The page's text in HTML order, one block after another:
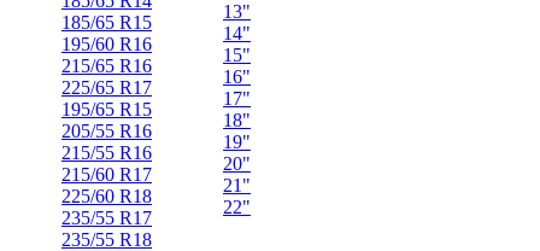
185/65 R15
195/60 R16
215/65 R16
225/65 R17
195/65 R15
205/55 R16
215/55 R16
215/60 R17
225/60 R18
235/55 R17
235/55 R18
13"
14"
15"
16"
17"
18"
19"
20"
21"
22"